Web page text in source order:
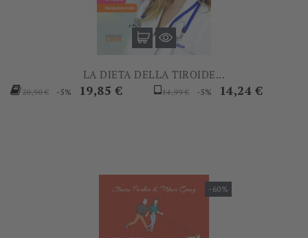
LA DIETA DELLA TIROIDE...
Prezzo
20,90 € -5% Prezzo
19,85 €
Prezzo
14,99 € -5% Prezzo
14,24 €
-60%